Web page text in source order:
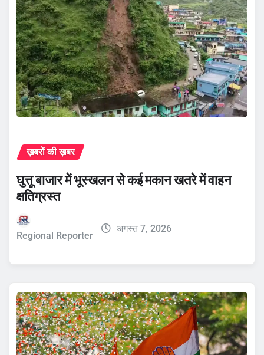
ख़बरों की ख़बर
घुत्तू बाजार में भूस्खलन से कई मकान खतरे में वाहन
क्षतिग्रस्त
Regional Reporter
अगस्त 7, 2026